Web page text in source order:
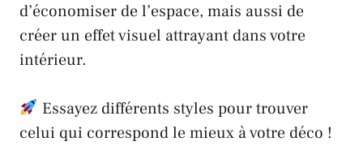
d’économiser de l’espace, mais aussi de
créer un effet visuel attrayant dans votre
intérieur.
Essayez différents styles pour trouver
celui qui correspond le mieux à votre déco !